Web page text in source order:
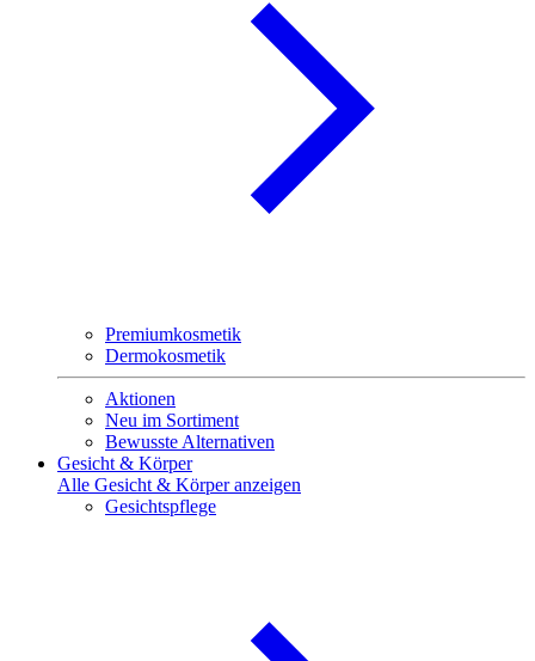
Premiumkosmetik
Dermokosmetik
Aktionen
Neu im Sortiment
Bewusste Alternativen
Gesicht & Körper
Alle Gesicht & Körper anzeigen
Gesichtspflege